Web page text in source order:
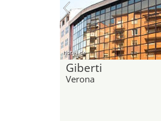
hotel.de
Giberti
Verona